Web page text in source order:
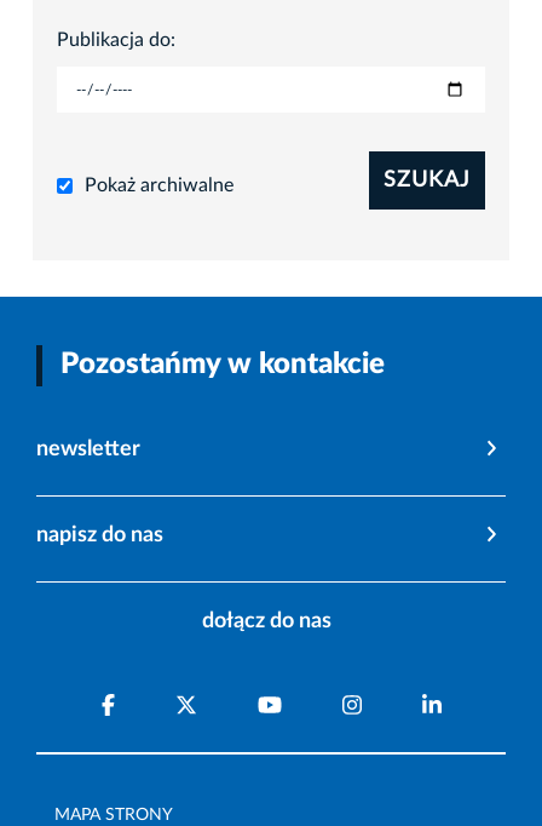
Publikacja do:
Pokaż archiwalne SZUKAJ
Pozostańmy w kontakcie
newsletter
napisz do nas
dołącz do nas
MAPA STRONY